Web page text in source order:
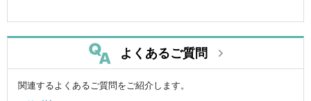
よくあるご質問
関連するよくあるご質問をご紹介します。